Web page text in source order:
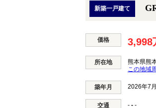
新築一戸建て
価格 3,998
所在地 熊本県熊
この地域
築年月 2026年7
交通 - - -